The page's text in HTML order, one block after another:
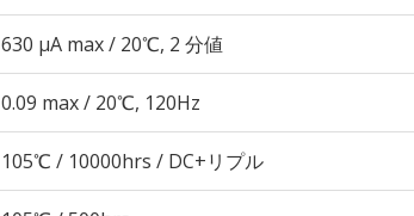
630 μA max / 20℃, 2 分値
0.09 max / 20℃, 120Hz
105℃ / 10000hrs / DC+リプル